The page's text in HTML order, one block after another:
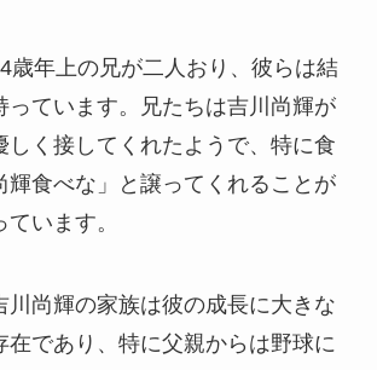
歳年上の兄が二人おり、彼らは結
っています。兄たちは吉川尚輝が
しく接してくれたようで、特に食
輝食べな」と譲ってくれることが
います。
川尚輝の家族は彼の成長に大きな
在であり、特に父親からは野球に